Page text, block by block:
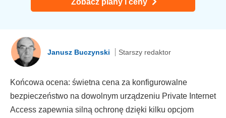
Zobacz plany i ceny
Janusz Buczynski Starszy redaktor
Końcowa ocena: świetna cena za konfigurowalne
bezpieczeństwo na dowolnym urządzeniu Private Internet
Access zapewnia silną ochronę dzięki kilku opcjom